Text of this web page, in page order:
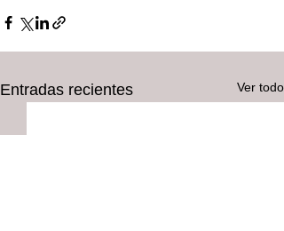
Entradas recientes Ver todo